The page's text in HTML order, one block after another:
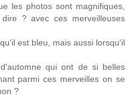
les photos sont magnifiques,
? avec ces merveilleuses
est bleu, mais aussi lorsqu'il
qui ont de si belles
parmi ces merveilles on se
?